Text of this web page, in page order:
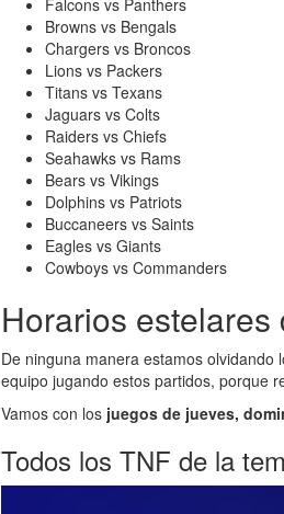
Browns vs Bengals
Chargers vs Broncos
Lions vs Packers
Titans vs Texans
Jaguars vs Colts
Raiders vs Chiefs
Seahawks vs Rams
Bears vs Vikings
Dolphins vs Patriots
Buccaneers vs Saints
Eagles vs Giants
Cowboys vs Commanders
Horarios
De ninguna manera estamos olvidando
equipo jugando estos partidos, porque
Vamos con los juegos de jueves,
Todos los TNF de la